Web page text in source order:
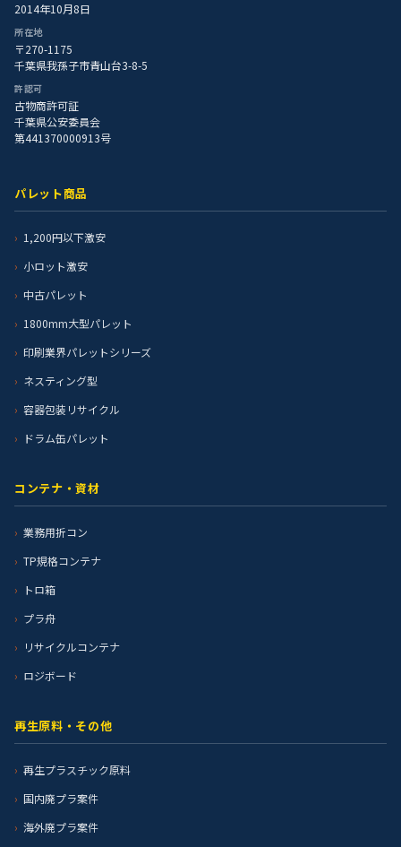
2014年10月8日
所在地
〒270-1175
千葉県我孫子市青山台3-8-5
許認可
古物商許可証
千葉県公安委員会
第441370000913号
パレット商品
1,200円以下激安
小ロット激安
中古パレット
1800mm大型パレット
印刷業界パレットシリーズ
ネスティング型
容器包装リサイクル
ドラム缶パレット
コンテナ・資材
業務用折コン
TP規格コンテナ
トロ箱
プラ舟
リサイクルコンテナ
ロジボード
再生原料・その他
再生プラスチック原料
国内廃プラ案件
海外廃プラ案件